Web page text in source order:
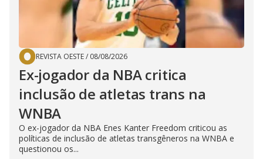
REVISTA OESTE/ 08/08/2026
Ex-jogador da NBA critica
inclusão de atletas trans na
WNBA
O ex-jogador da NBA Enes Kanter Freedom criticou as
políticas de inclusão de atletas transgêneros na WNBA e
questionou os...